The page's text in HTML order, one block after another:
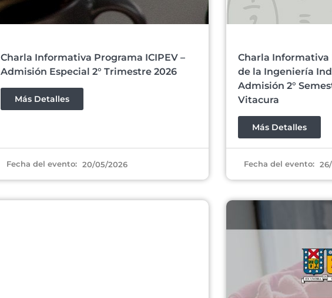
Charla Informativa Programa ICIPEV –
Admisión Especial 2° Trimestre 2026
Más Detalles
Fecha del evento: 20/05/2026
Charla Informativa
de la Ingeniería
Admisión 2°
Vitacura
Más Detalles
Fecha del evento: